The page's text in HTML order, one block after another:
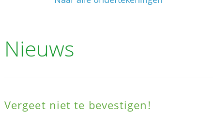
Nieuws
Vergeet niet te bevestigen!